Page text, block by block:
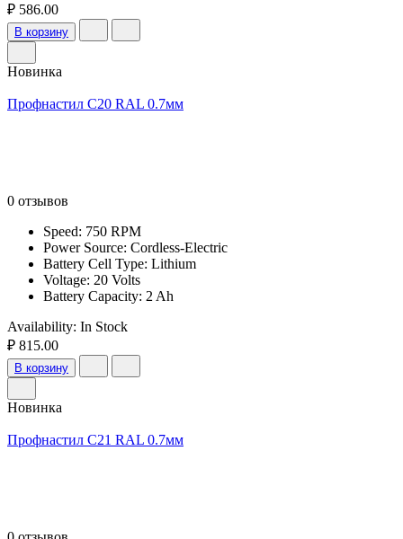
₽ 586.00
В корзину
Новинка
Профнастил С20 RAL 0.7мм
0 отзывов
Speed: 750 RPM
Power Source: Cordless-Electric
Battery Cell Type: Lithium
Voltage: 20 Volts
Battery Capacity: 2 Ah
Availability: In Stock
₽ 815.00
В корзину
Новинка
Профнастил С21 RAL 0.7мм